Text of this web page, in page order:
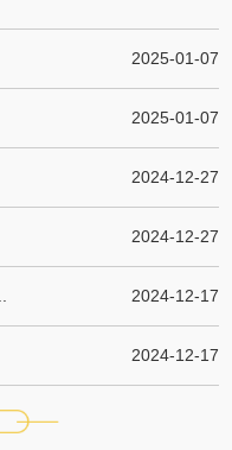
2025-01-07
2025-01-07
2024-12-27
2024-12-27
2024-12-17
2024-12-17